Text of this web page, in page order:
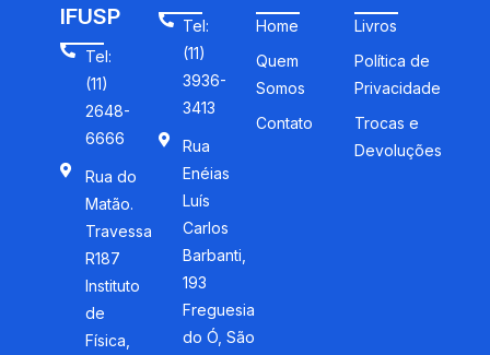
IFUSP
Tel:
(11)
2648-
6666
Rua do
Matão.
Travessa
R187
Instituto
de
Física,
Tel:
(11)
3936-
3413
Rua
Enéias
Luís
Carlos
Barbanti,
193
Freguesia
do Ó, São
Home
Quem
Somos
Contato
Livros
Política de
Privacidade
Trocas e
Devoluções